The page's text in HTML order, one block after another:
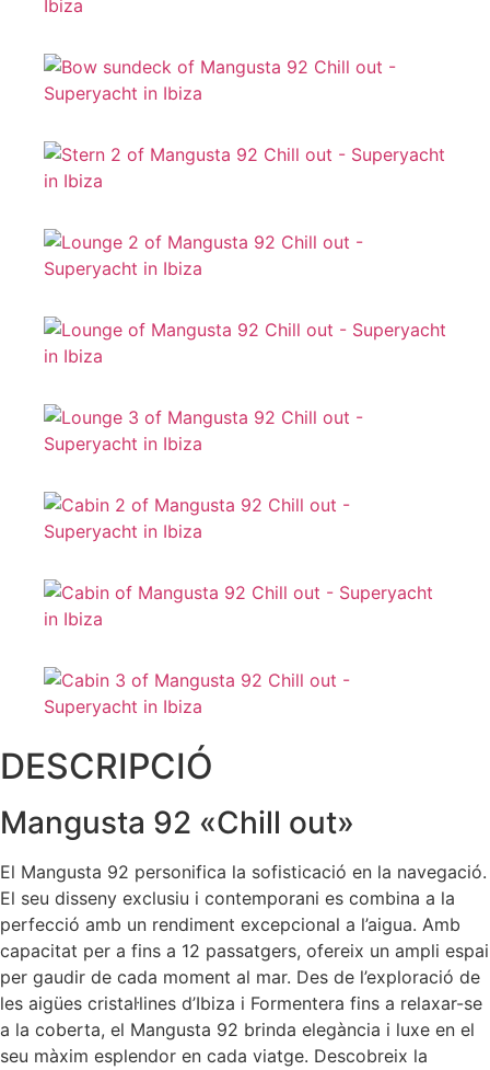
DESCRIPCIÓ
Mangusta 92 «Chill out»
El Mangusta 92 personifica la sofisticació en la navegació.
El seu disseny exclusiu i contemporani es combina a la
perfecció amb un rendiment excepcional a l’aigua. Amb
capacitat per a fins a 12 passatgers, ofereix un ampli espai
per gaudir de cada moment al mar. Des de l’exploració de
les aigües cristal·lines d’Ibiza i Formentera fins a relaxar-se
a la coberta, el Mangusta 92 brinda elegància i luxe en el
seu màxim esplendor en cada viatge. Descobreix la